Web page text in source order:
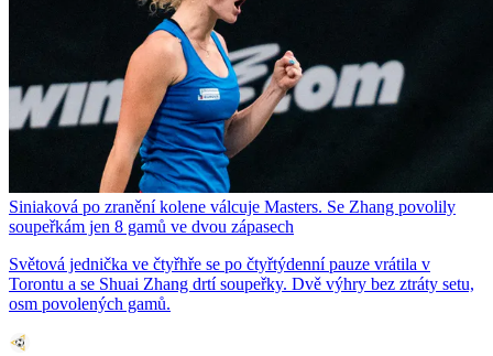
Siniaková po zranění kolene válcuje Masters. Se Zhang povolily
soupeřkám jen 8 gamů ve dvou zápasech
Světová jednička ve čtyřhře se po čtyřtýdenní pauze vrátila v
Torontu a se Shuai Zhang drtí soupeřky. Dvě výhry bez ztráty setu,
osm povolených gamů.